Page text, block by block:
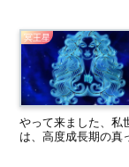
冥王星
やって来ました、私
は、高度成長期の真